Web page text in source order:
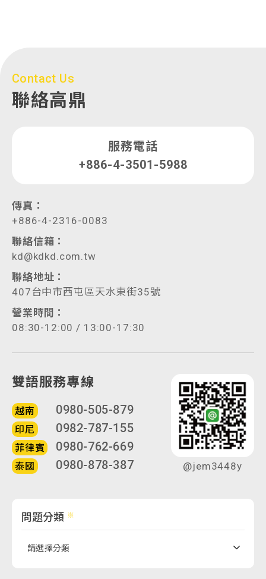
Contact Us
聯絡高鼎
服務電話
+886-4-3501-5988
傳真：
+886-4-2316-0083
聯絡信箱：
kd@kdkd.com.tw
聯絡地址：
407台中市西屯區天水東街35號
營業時間：
08:30-12:00 / 13:00-17:30
雙語服務專線
越南 0980-505-879
印尼 0982-787-155
菲律賓 0980-762-669
泰國 0980-878-387 @jem3448y
問題分類